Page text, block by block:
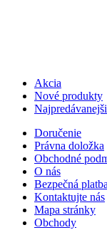
Akcia
Nové produkty
Doručenie
Právna doložka
Obchodné
O nás
Bezpečná
Kontaktujte nás
Mapa stránky
Obchody